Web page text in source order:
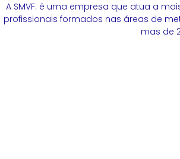
A SMVF: é uma empresa que atua a
profissionais formados nas áreas de
mas de